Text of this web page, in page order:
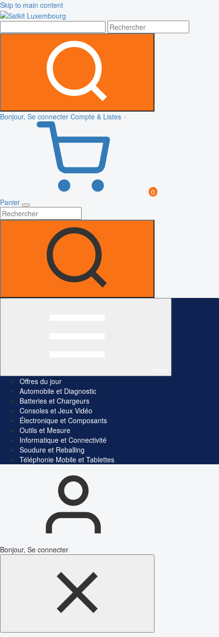
Skip to main content
Bonjour, Se connecter Compte & Listes
0
Panier
Offres du jour
Automobile et Diagnostic
Batteries et Chargeurs
Consoles et Jeux Vidéo
Électronique et Composants
Outils et Mesure
Informatique et Connectivité
Soudure et Reballing
Téléphonie Mobile et Tablettes
Bonjour, Se connecter